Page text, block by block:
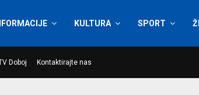
KULTURA SPORT
Doboj Kontaktirajte nas